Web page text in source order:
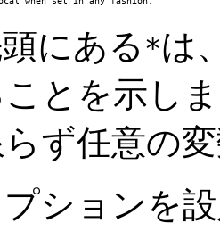
にある *は
ことを示し
ず任意の
ションを